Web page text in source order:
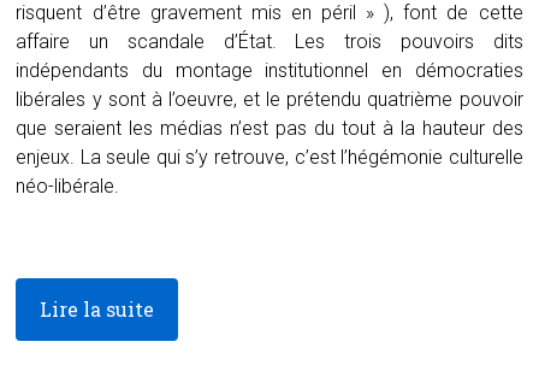
risquent d’être gravement mis en péril » ), font de cette
affaire un scandale d’État. Les trois pouvoirs dits
indépendants du montage institutionnel en démocraties
libérales y sont à l’oeuvre, et le prétendu quatrième pouvoir
que seraient les médias n’est pas du tout à la hauteur des
enjeux. La seule qui s’y retrouve, c’est l’hégémonie culturelle
néo-libérale.
Lire la suite